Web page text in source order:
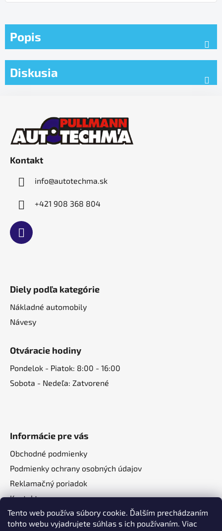
Tento web používa súbory cookie. Ďalším prechádzaním
tohto webu vyjadrujete súhlas s ich používaním. Viac
Popis
Diskusia
Kontakt
info@autotechma.sk
+421 908 368 804
Diely podľa kategórie
Nákladné automobily
Návesy
Otváracie hodiny
Pondelok - Piatok: 8:00 - 16:00
Sobota - Nedeľa: Zatvorené
Informácie pre vás
Obchodné podmienky
Podmienky ochrany osobných údajov
Reklamačný poriadok
Kontakt
O nás